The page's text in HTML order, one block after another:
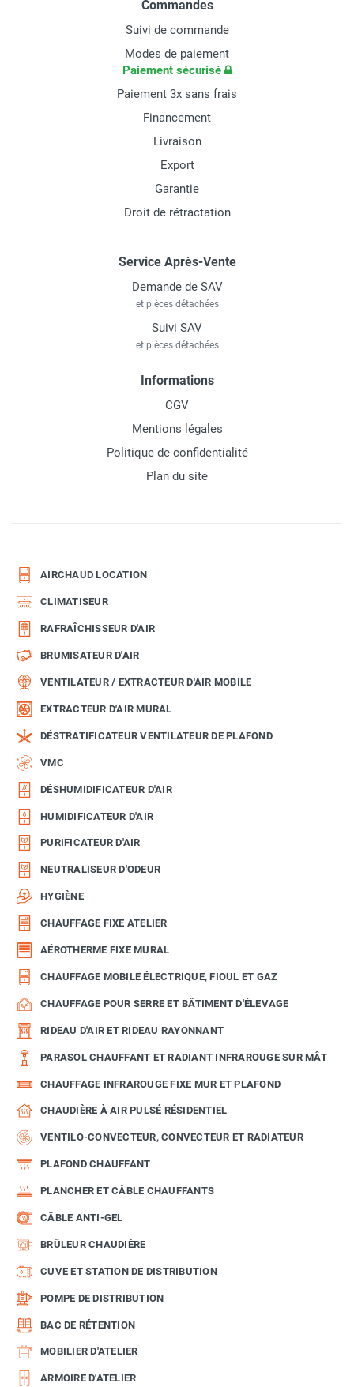
Commandes
Suivi de commande
Modes de paiement
Paiement sécurisé
Paiement 3x sans frais
Financement
Livraison
Export
Garantie
Droit de rétractation
Service Après-Vente
Demande de SAV
et pièces détachées
Suivi SAV
et pièces détachées
Informations
CGV
Mentions légales
Politique de confidentialité
Plan du site
AIRCHAUD LOCATION
CLIMATISEUR
RAFRAÎCHISSEUR D'AIR
BRUMISATEUR D'AIR
VENTILATEUR / EXTRACTEUR D'AIR MOBILE
EXTRACTEUR D'AIR MURAL
DÉSTRATIFICATEUR VENTILATEUR DE PLAFOND
VMC
DÉSHUMIDIFICATEUR D'AIR
HUMIDIFICATEUR D'AIR
PURIFICATEUR D'AIR
NEUTRALISEUR D'ODEUR
HYGIÈNE
CHAUFFAGE FIXE ATELIER
AÉROTHERME FIXE MURAL
CHAUFFAGE MOBILE ÉLECTRIQUE, FIOUL ET GAZ
CHAUFFAGE POUR SERRE ET BÂTIMENT D'ÉLEVAGE
RIDEAU D'AIR ET RIDEAU RAYONNANT
PARASOL CHAUFFANT ET RADIANT INFRAROUGE SUR MÂT
CHAUFFAGE INFRAROUGE FIXE MUR ET PLAFOND
CHAUDIÈRE À AIR PULSÉ RÉSIDENTIEL
VENTILO-CONVECTEUR, CONVECTEUR ET RADIATEUR
PLAFOND CHAUFFANT
PLANCHER ET CÂBLE CHAUFFANTS
CÂBLE ANTI-GEL
BRÛLEUR CHAUDIÈRE
CUVE ET STATION DE DISTRIBUTION
POMPE DE DISTRIBUTION
BAC DE RÉTENTION
MOBILIER D'ATELIER
ARMOIRE D'ATELIER